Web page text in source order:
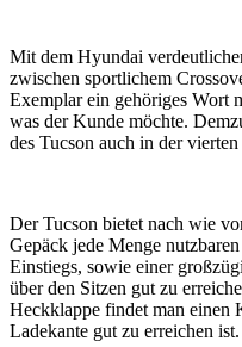
Mit dem Hyundai
zwischen sportlichem
Exemplar ein gehöriges Wort
was der Kunde möchte.
des Tucson auch in der
Der Tucson bietet nach wie
Gepäck jede Menge
Einstiegs, sowie einer
über den Sitzen gut zu
Heckklappe findet man einen
Ladekante gut zu erreichen ist.